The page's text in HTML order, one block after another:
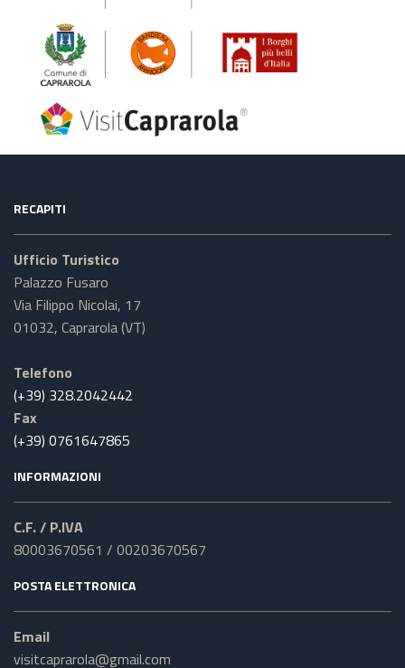
RECAPITI
Ufficio Turistico
Palazzo Fusaro
Via Filippo Nicolai, 17
01032, Caprarola (VT)
Telefono
(+39) 328.2042442
Fax
(+39) 0761647865
INFORMAZIONI
C.F. / P.IVA
80003670561 / 00203670567
POSTA ELETTRONICA
Email
visitcaprarola@gmail.com